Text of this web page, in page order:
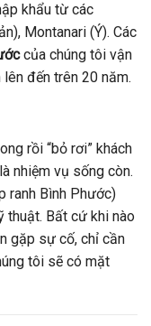
khẩu từ các
Montanari (Ý). Các
của chúng tôi vận
đến trên 20 năm.
rồi “bỏ rơi” khách
nhiệm vụ sống còn.
ranh Bình Phước)
thuật. Bất cứ khi nào
gặp sự cố, chỉ cần
tôi sẽ có mặt